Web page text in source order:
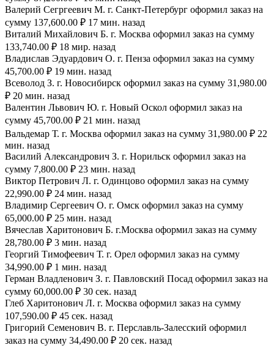
Валерий Сегргеевич М. г. Санкт-Петербург оформил заказ на
сумму 137,600.00 ₽ 17 мин. назад
Виталий Михайлович Б. г. Москва оформил заказ на сумму
133,740.00 ₽ 18 мир. назад
Владислав Эдуардович О. г. Пенза оформил заказ на сумму
45,700.00 ₽ 19 мин. назад
Всеволод З. г. Новосибирск оформил заказ на сумму 31,980.00
₽ 20 мин. назад
Валентин Львович Ю. г. Новый Оскол оформил заказ на
сумму 45,700.00 ₽ 21 мин. назад
Вальдемар Т. г. Москва оформил заказ на сумму 31,980.00 ₽ 22
мин. назад
Василий Александрович З. г. Норильск оформил заказ на
сумму 7,800.00 ₽ 23 мин. назад
Виктор Петрович Л. г. Одинцово оформил заказ на сумму
22,990.00 ₽ 24 мин. назад
Владимир Сергеевич О. г. Омск оформил заказ на сумму
65,000.00 ₽ 25 мин. назад
Вячеслав Харитонович Б. г.Москва оформил заказ на сумму
28,780.00 ₽ 3 мин. назад
Георгий Тимофеевич Т. г. Орел оформил заказ на сумму
34,990.00 ₽ 1 мин. назад
Герман Владленович З. г. Павловский Посад оформил заказ на
сумму 60,000.00 ₽ 30 сек. назад
Глеб Харитонович Л. г. Москва оформил заказ на сумму
107,590.00 ₽ 45 сек. назад
Григорий Семенович В. г. Перславль-Залесский оформил
заказ на сумму 34,490.00 ₽ 20 сек. назад